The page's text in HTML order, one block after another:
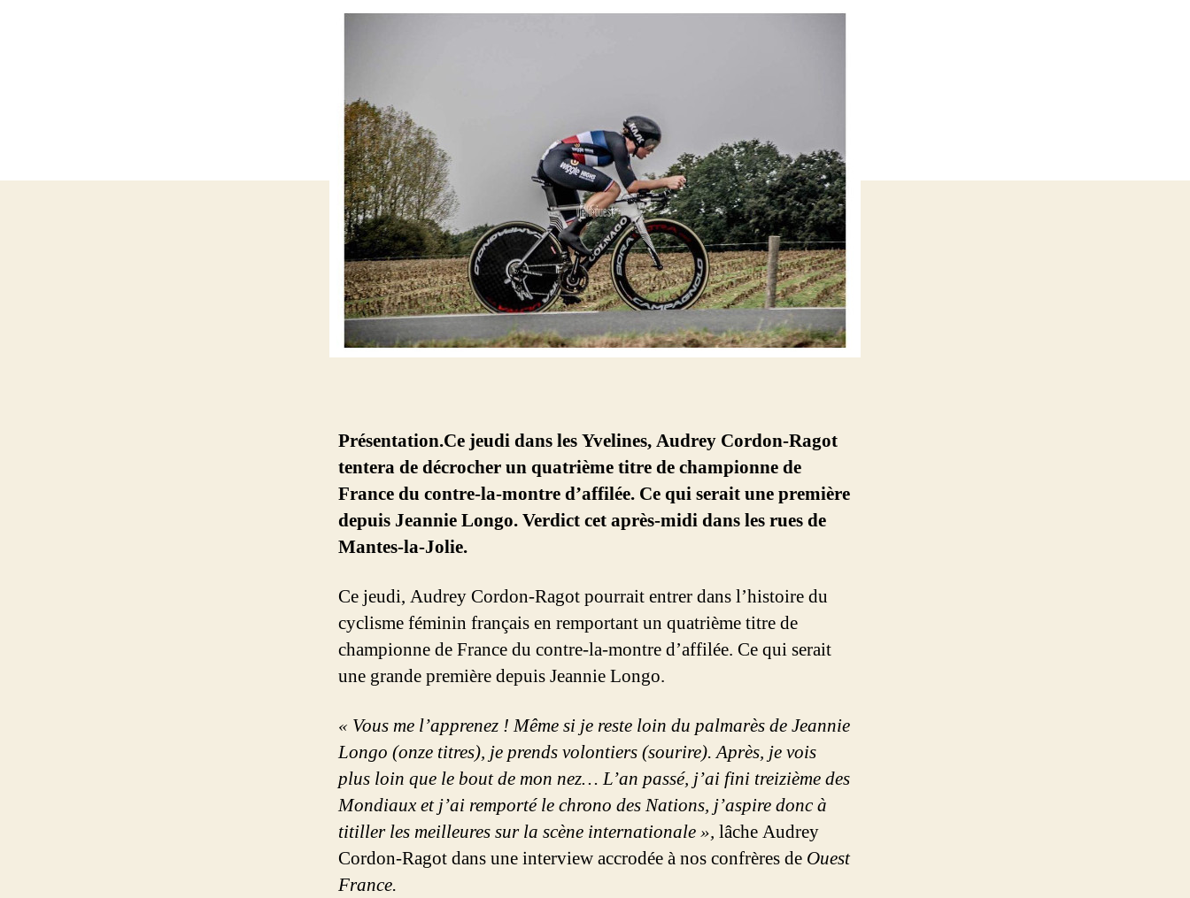
Présentation.Ce jeudi dans les Yvelines, Audrey Cordon-Ragot
tentera de décrocher un quatrième titre de championne de
France du contre-la-montre d’affilée. Ce qui serait une première
depuis Jeannie Longo. Verdict cet après-midi dans les rues de
Mantes-la-Jolie.
Ce jeudi, Audrey Cordon-Ragot pourrait entrer dans l’histoire du
cyclisme féminin français en remportant un quatrième titre de
championne de France du contre-la-montre d’affilée. Ce qui serait
une grande première depuis Jeannie Longo.
« Vous me l’apprenez ! Même si je reste loin du palmarès de Jeannie
Longo (onze titres), je prends volontiers (sourire). Après, je vois
plus loin que le bout de mon nez… L’an passé, j’ai fini treizième des
Mondiaux et j’ai remporté le chrono des Nations, j’aspire donc à
titiller les meilleures sur la scène internationale », lâche Audrey
Cordon-Ragot dans une interview accrodée à nos confrères de Ouest
France.